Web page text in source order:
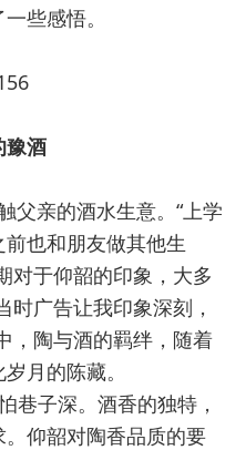
些感悟。
豫酒
父亲的酒水生意。“上学
也和朋友做其他生
对于仰韶的印象，大多
时广告让我印象深刻，
，陶与酒的羁绊，随着
月的陈藏。
巷子深。酒香的独特，
仰韶对陶香品质的要